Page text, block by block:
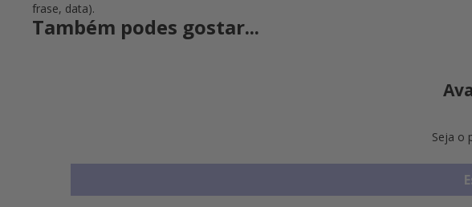
frase, data).
Também podes gostar...
Seja o